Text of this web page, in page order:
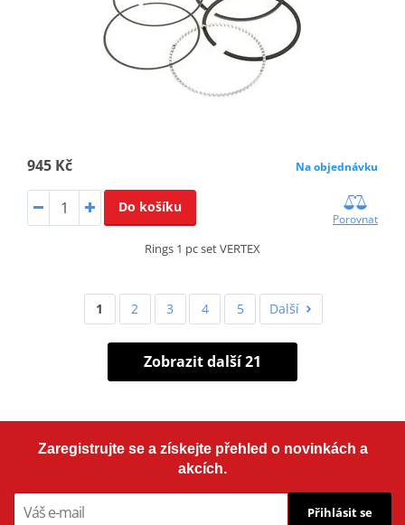
945 Kč Na objednávku
Do košíku
Porovnat
Rings 1 pc set VERTEX
1 2 3 4 5 Další
Zobrazit další 21
Zaregistrujte se a získejte přehled o novinkách a
akcích.
Přihlásit se